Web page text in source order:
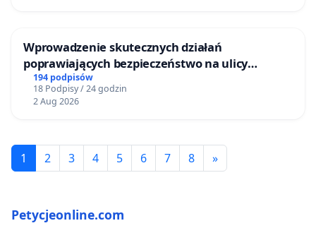
Wprowadzenie skutecznych działań
poprawiających bezpieczeństwo na ulicy
Żeromskiego w Otwocku
194 podpisów
18 Podpisy / 24 godzin
2 Aug 2026
1 2 3 4 5 6 7 8 »
Petycjeonline.com